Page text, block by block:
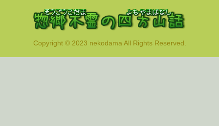
Copyright © 2023 nekodama All Rights Reserved.